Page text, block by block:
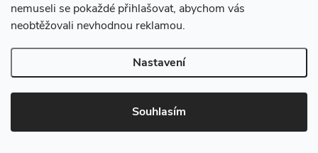
nemuseli se pokaždé přihlašovat, abychom vás
neobtěžovali nevhodnou reklamou.
Nastavení
Souhlasím